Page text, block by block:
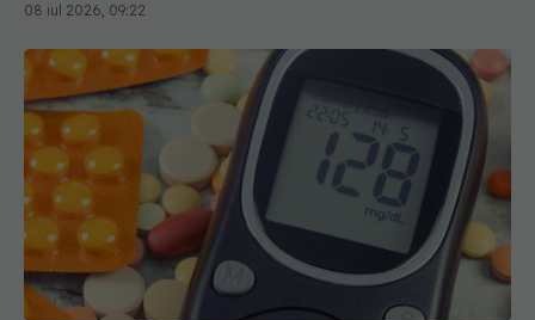
Cum funcționează Metformin? Descoperirea care
schimbă tratamentul diabetului de tip 2